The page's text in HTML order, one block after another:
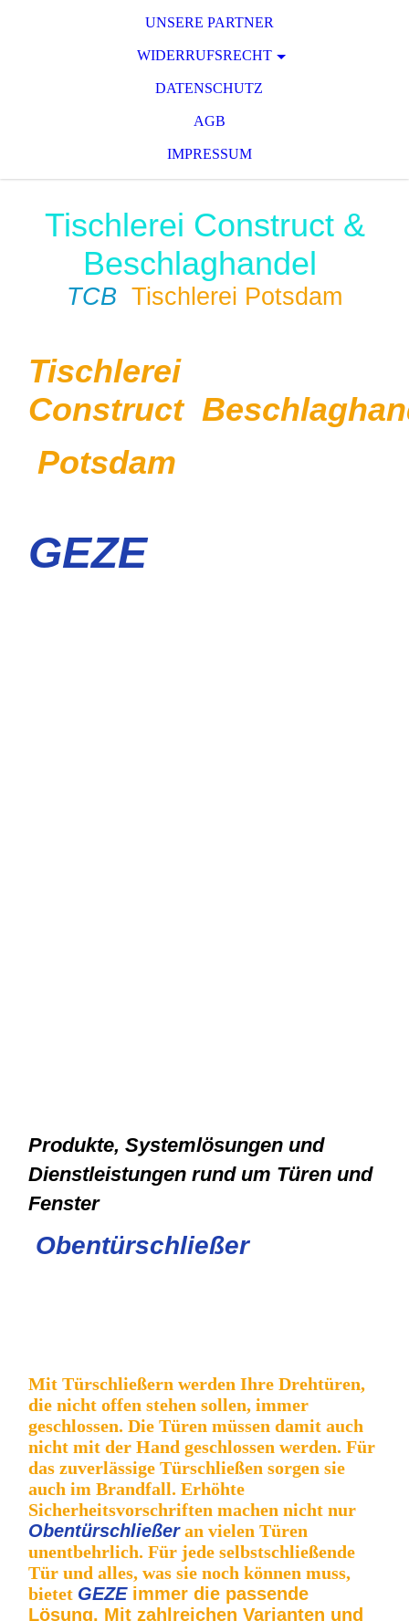
UNSERE PARTNER
WIDERRUFSRECHT
DATENSCHUTZ
AGB
IMPRESSUM
Tischlerei Construct &
Beschlaghandel
TCB Tischlerei Potsdam
Tischlerei
Construct
Potsdam
GEZE
Produkte, Systemlösungen und
Dienstleistungen rund um Türen und
Fenster
Obentürschließer
Mit Türschließern werden Ihre Drehtüren,
die nicht offen stehen sollen, immer
geschlossen. Die Türen müssen damit auch
nicht mit der Hand geschlossen werden. Für
das zuverlässige Türschließen sorgen sie
auch im Brandfall. Erhöhte
Sicherheitsvorschriften machen nicht nur
Obentürschließeran vielen Türen
unentbehrlich. Für jede selbstschließende
Tür und alles, was sie noch können muss,
bietet GEZEimmer die passende
Lösung. Mit zahlreichen Varianten und